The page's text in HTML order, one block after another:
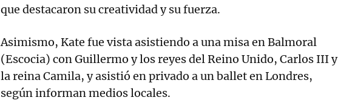
que destacaron su creatividad y su fuerza.
Asimismo, Kate fue vista asistiendo a una misa en Balmoral
(Escocia) con Guillermo y los reyes del Reino Unido, Carlos III y
la reina Camila, y asistió en privado a un ballet en Londres,
según informan medios locales.